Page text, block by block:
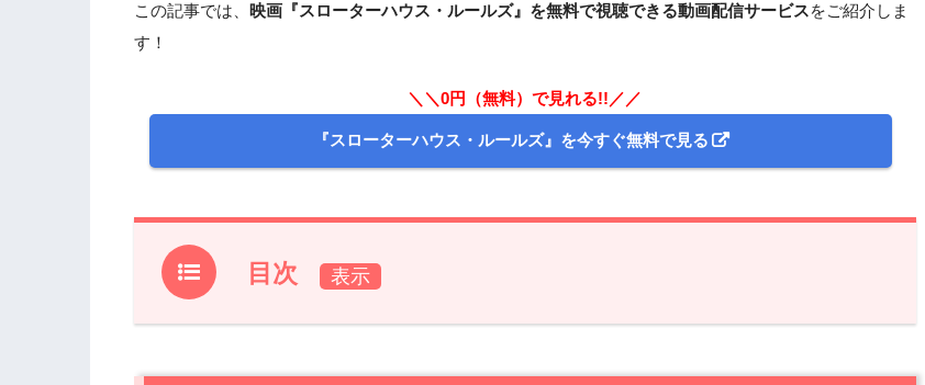
この記事では、 映画『スローターハウス・ルールズ』を無料で視聴できる動画配信サービスをご紹介しま
す！
＼＼0円（無料）で見れる!!／／
『スローターハウス・ルールズ』を今すぐ無料で見る
目次
1.映画『スローターハウス・ルールズ』フル動画を無料で見れる動画配信サービスは？